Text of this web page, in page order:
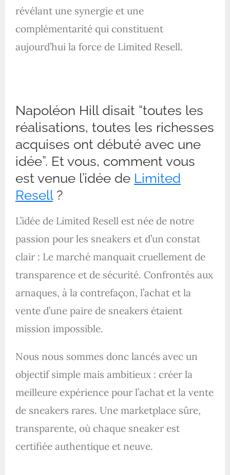
révélant une synergie et une
complémentarité qui constituent
aujourd’hui la force de Limited Resell.
Napoléon Hill disait “toutes les
réalisations, toutes les richesses
acquises ont débuté avec une
idée”. Et vous, comment vous
est venue l’idée de Limited
Resell?
L’idée de Limited Resell est née de notre
passion pour les sneakers et d’un constat
clair : Le marché manquait cruellement de
transparence et de sécurité. Confrontés aux
arnaques, à la contrefaçon, l’achat et la
vente d’une paire de sneakers étaient
mission impossible.
Nous nous sommes donc lancés avec un
objectif simple mais ambitieux : créer la
meilleure expérience pour l’achat et la vente
de sneakers rares. Une marketplace sûre,
transparente, où chaque sneaker est
certifiée authentique et neuve.